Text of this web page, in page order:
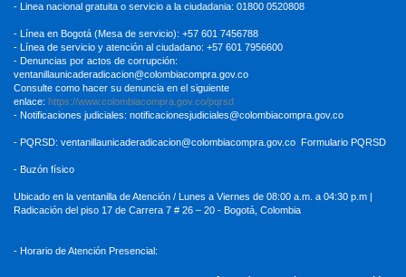
- Linea nacional gratuita o servicio a la ciudadania: 01800 0520808
- Línea en Bogotá (Mesa de servicio): +57 601 7456788
- Línea de servicio y atención al ciudadano: +57 601 7956600
- Denuncias por actos de corrupción:
ventanillaunicaderadicacion@colombiacompra.gov.co
Consulte como hacer su denuncia en el siguiente
enlace: https://www.colombiacompra.gov.co/pqrsd
- Notificaciones judiciales: notificacionesjudiciales@colombiacompra.gov.co
- PQRSD: ventanillaunicaderadicacion@colombiacompra.gov.co Formulario PQRSD
- Buzón físico
Ubicado en la ventanilla de Atención / Lunes a Viernes de 08:00 a.m. a 04:30 p.m |
Radicación del piso 17 de Carrera 7 # 26 – 20 - Bogotá, Colombia
- Horario de Atención Presencial: